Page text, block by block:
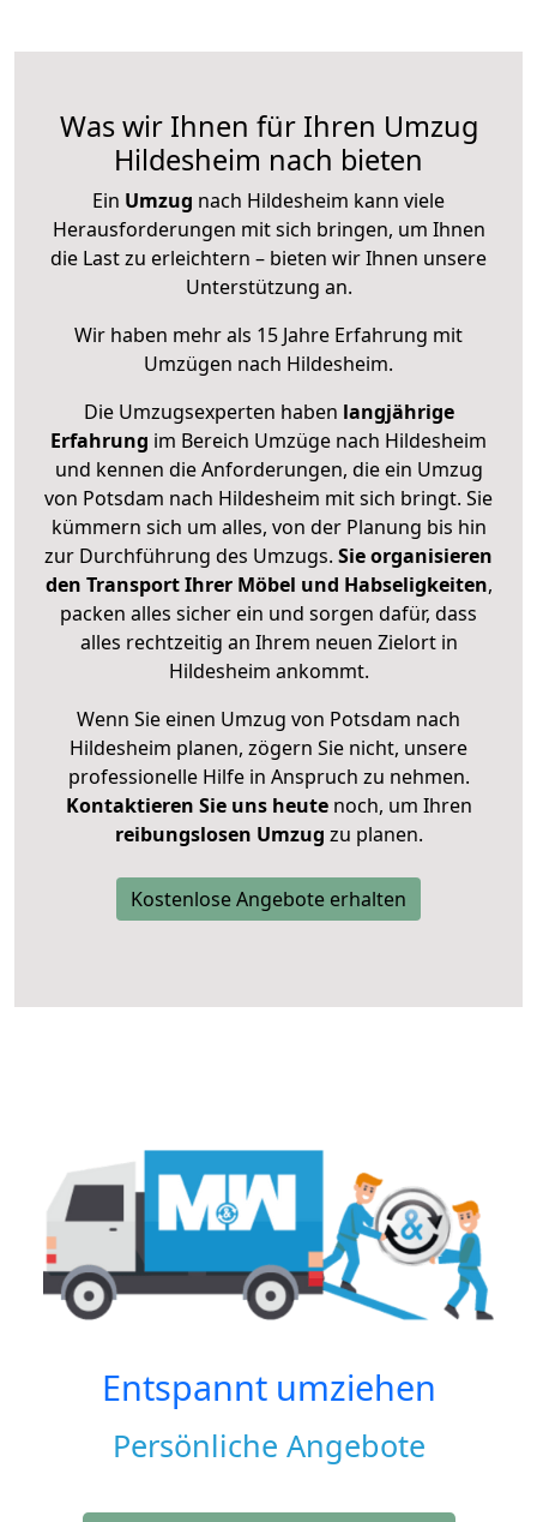
Was wir Ihnen für Ihren Umzug
Hildesheim nach bieten
Ein Umzug nach Hildesheim kann viele
Herausforderungen mit sich bringen, um Ihnen
die Last zu erleichtern – bieten wir Ihnen unsere
Unterstützung an.
Wir haben mehr als 15 Jahre Erfahrung mit
Umzügen nach Hildesheim.
Die Umzugsexperten haben langjährige
Erfahrung im Bereich Umzüge nach Hildesheim
und kennen die Anforderungen, die ein Umzug
von Potsdam nach Hildesheim mit sich bringt. Sie
kümmern sich um alles, von der Planung bis hin
zur Durchführung des Umzugs. Sie organisieren
den Transport Ihrer Möbel und Habseligkeiten,
packen alles sicher ein und sorgen dafür, dass
alles rechtzeitig an Ihrem neuen Zielort in
Hildesheim ankommt.
Wenn Sie einen Umzug von Potsdam nach
Hildesheim planen, zögern Sie nicht, unsere
professionelle Hilfe in Anspruch zu nehmen.
Kontaktieren Sie uns heutenoch, um Ihren
reibungslosen Umzug zu planen.
Kostenlose Angebote erhalten
Entspannt umziehen
Persönliche Angebote